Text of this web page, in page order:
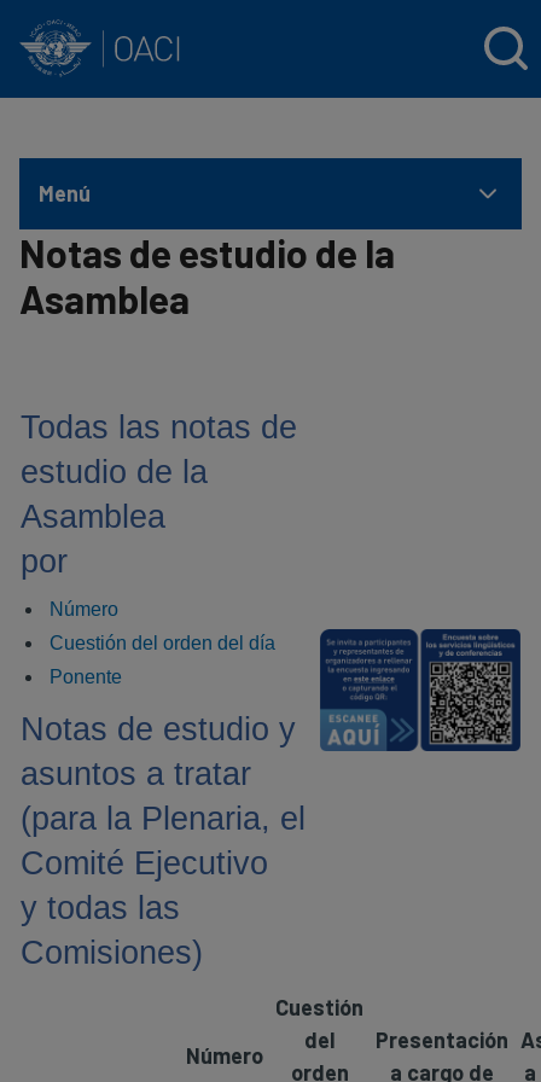
Menú
Notas de estudio de la
Asamblea
Todas las notas de
estudio de la
Asamblea
por
Número
Cuestión del orden del día
Ponente
Notas de estudio y
asuntos a tratar
(para la Plenaria, el
Comité Ejecutivo
y todas las
Comisiones)
Número
Cuestión
del
orden
Presentación
a cargo de